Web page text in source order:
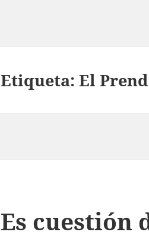
Etiqueta:El
Es cuestión